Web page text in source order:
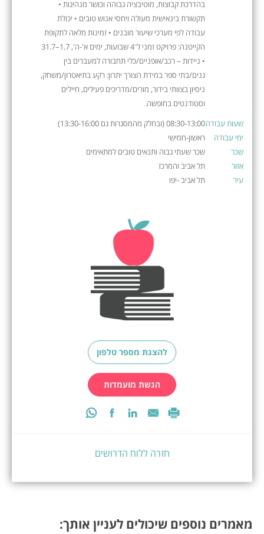
בהדרכת קבוצות, מוטיבציה גבוהה וכושר מנהיגות •
תקשורת בינאישית מעולה ויחסי אנוש טובים • יכולת
עבודה לפי מערכי שיעור מובנים • זמינות מלאה לתקופת
הקייטנה: פרויקט זמני ל־4 שבועות, ימים א'-ה', 1.7–31.7
• ניידות – רכב/אופניים/כלי תחבורה למעברים בין
גנים/בתי ספר במידת הצורך יתרון: רקע בתיאטרון/משחק,
ניסיון בצוותי בידור, מורים/מדריכים פעילים, חיילים
וסטודנטים בחופשה.
שעות עבודה08:30-13:00 (ובחלק מהמסגרות גם 13:30-16:00)
ימי עבודה
ראשון-חמישי
שכר
שכר שעתי גבוה ותנאים טובים למתאימים
אזור
תל אביב והמרכז
עיר
תל אביב -יפו
להצגת מספר טלפון
הגשת מועמדות
חזרה ללוח הדרושים
מאמרים נוספים שיכולים לעניין אותך: